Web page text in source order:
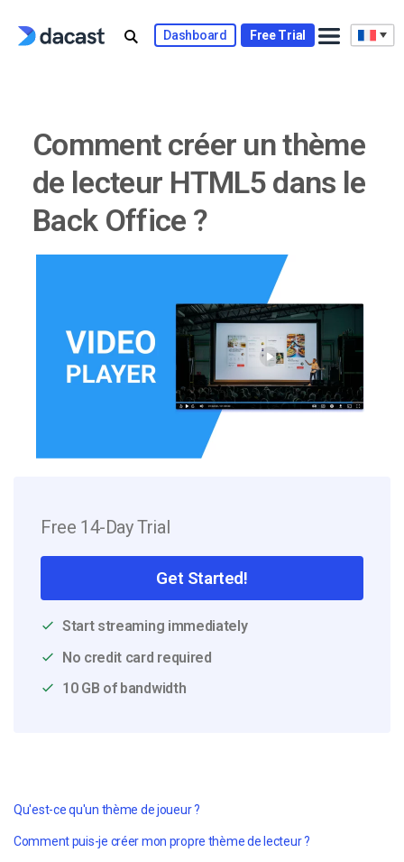
Dashboard Free Trial
Comment créer un thème
de lecteur HTML5 dans le
Back Office ?
Free 14-Day Trial
Get Started!
Start streaming immediately
No credit card required
10 GB of bandwidth
Qu'est-ce qu'un thème de joueur ?
Comment puis-je créer mon propre thème de lecteur ?